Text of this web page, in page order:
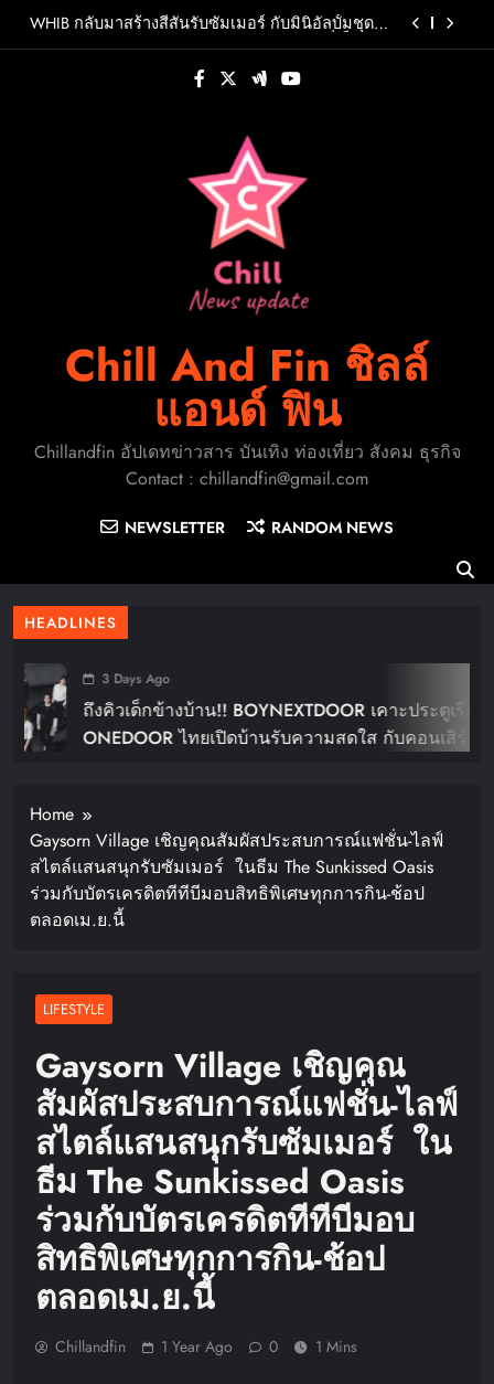
Skipสร้างปรากฏการณ์ใหม่แห่งวงการเพลงอาเซียน
WHIB กลับมาสร้างสีสันรับซัมเมอร์ กับมินิอัลบั้มชุดที่
ถอดรหัส AI ประเทศไทย จะเปลี่ยนจาก “ผู้สร้าง” สู่
ชูกลยุทธ์การเป็น REEV Pioneer ในตลาดไทยพร้อม
ต่อยอดความสำเร็จครึ่งปีแรกด้วยแคมเปญ “Right
F.HERO จับมือเกิร์ลกรุ๊ปมาเลเซีย DOLLA ส่งซิงเกิล
ใหม่สุดสตรอง “G.O.A.T”รวมพลังสองศิลปินแถวหน้า
สร้างปรากฏการณ์ใหม่แห่งวงการเพลงอาเซียน
WHIB กลับมาสร้างสีสันรับซัมเมอร์ กับมินิอัลบั้มชุดที่
2 CHERRY PIEพร้อมออกเดินทางค้นหาสีสันที่เป็นตัว
ตนที่เป็นเอกลักษณ์ของตัวเอง
ถอดรหัส AI ประเทศไทย จะเปลี่ยนจาก “ผู้สร้าง” สู่
OMODA & JAECOO ประกาศทิศทางธุรกิจครึ่งปีหลัง
ชูกลยุทธ์การเป็น REEV Pioneer ในตลาดไทยพร้อม
Deal, Right Now”
Chill And Fin ชิลล์
แอนด์ ฟิน
Chillandfin อัปเดทข่าวสาร บันเทิง ท่องเที่ยว สังคม ธุรกิจ
Contact : chillandfin@gmail.com
NEWSLETTER RANDOM NEWS
HEADLINES
3 Days Ago
ถึงคิวเด็กข้างบ้าน!! BOYNEXTDOOR เคาะประตูเรียก
ONEDOOR ไทยเปิดบ้านรับความสดใส กับคอนเสิร์ต
Home
Gaysorn Village เชิญคุณสัมผัสประสบการณ์แฟชั่น-ไลฟ์
สไตล์แสนสนุกรับซัมเมอร์ ในธีม The Sunkissed Oasis
ร่วมกับบัตรเครดิตทีทีบีมอบสิทธิพิเศษทุกการกิน-ช้อป
ตลอดเม.ย.นี้
LIFESTYLE
Gaysorn Village เชิญคุณ
สัมผัสประสบการณ์แฟชั่น-ไลฟ์
สไตล์แสนสนุกรับซัมเมอร์ ใน
ธีม The Sunkissed Oasis
ร่วมกับบัตรเครดิตทีทีบีมอบ
สิทธิพิเศษทุกการกิน-ช้อป
ตลอดเม.ย.นี้
Chillandfin 1 Year Ago 0 1 Mins